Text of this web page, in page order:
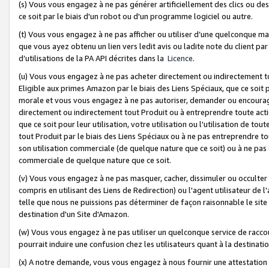
(s) Vous vous engagez à ne pas générer artificiellement des clics ou
ce soit par le biais d'un robot ou d'un programme logiciel ou autre.
(t) Vous vous engagez à ne pas afficher ou utiliser d’une quelconque
que vous ayez obtenu un lien vers ledit avis ou ladite note du client
d’utilisations de la PA API décrites dans la Licence.
(u) Vous vous engagez à ne pas acheter directement ou
Eligible aux primes Amazon par le biais des Liens Spéciaux, que ce
morale et vous vous engagez à ne pas autoriser, demander ou
directement ou indirectement tout Produit ou à entreprendre toute
que ce soit pour leur utilisation, votre utilisation ou l'utilisation de
tout Produit par le biais des Liens Spéciaux ou à ne pas entreprendre
son utilisation commerciale (de quelque nature que ce soit) ou à ne
commerciale de quelque nature que ce soit.
(v) Vous vous engagez à ne pas masquer, cacher, dissimuler ou
compris en utilisant des Liens de Redirection) ou l'agent utilisateur
telle que nous ne puissions pas déterminer de façon raisonnable le
destination d'un Site d'Amazon.
(w) Vous vous engagez à ne pas utiliser un quelconque service de
pourrait induire une confusion chez les utilisateurs quant à la
(x) A notre demande, vous vous engagez à nous fournir une